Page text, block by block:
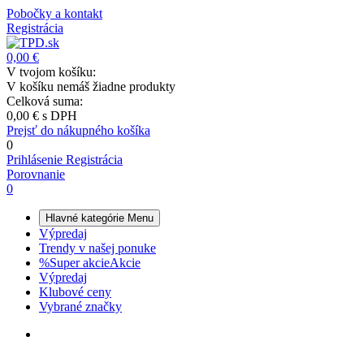
Pobočky a kontakt
Registrácia
0,00 €
V tvojom košíku:
V košíku nemáš žiadne produkty
Celková suma:
0,00 € s DPH
Prejsť do nákupného košíka
0
Prihlásenie Registrácia
Porovnanie
0
Hlavné kategórie Menu
Výpredaj
Trendy v našej ponuke
%Super akcieAkcie
Výpredaj
Klubové ceny
Vybrané značky